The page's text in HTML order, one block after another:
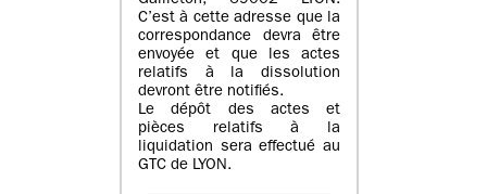
C’est à cette adresse que la
correspondance devra être
envoyée et que les actes
relatifs à la dissolution
devront être notifiés.
Le dépôt des actes et
pièces relatifs à la
liquidation sera effectué au
GTC de LYON.